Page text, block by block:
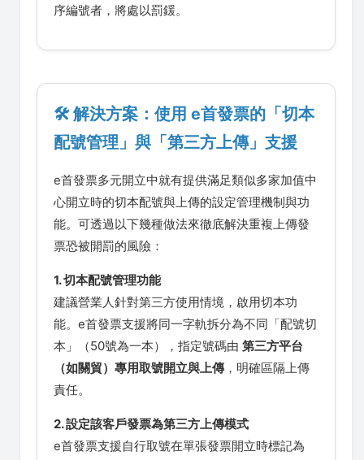
序編號者，將處以罰鍰。
🛠️ 解決方案：使用 e首發票的「切本
配號管理」與「第三方上傳」支援
e首發票多元開立中就有提供滿足類似多家加值中
心開立時的切本配號與上傳的設定管理機制與功
能。可透過以下幾種做法來徹底解決重複上傳發
票恐被開罰的風險：
1. 切本配號管理功能
建議營業人針對第三方使用情境，啟用切本功
能。e首發票支援將同一字軌拆分為不同「配號切
本」（50號為一本），指定號碼由 第三方平台
（如關貿）專用取號開立與上傳，明確區隔上傳
責任。
2. 設定該客戶發票為第三方上傳模式
e首發票支援自行取號在單張發票開立時標記為